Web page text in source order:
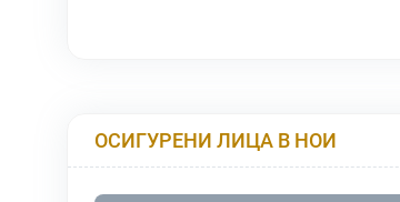
ОСИГУРЕНИ ЛИЦА В НОИ